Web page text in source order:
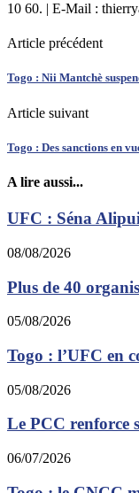
10 60. | E-Mail :
Article précédent
Togo : Nii Mantchè
Article suivant
Togo : Des sanctions en
A lire aussi...
UFC : Séna
08/08/2026
Plus de 40
05/08/2026
Togo : l’UFC en
05/08/2026
Le PCC renforce
06/07/2026